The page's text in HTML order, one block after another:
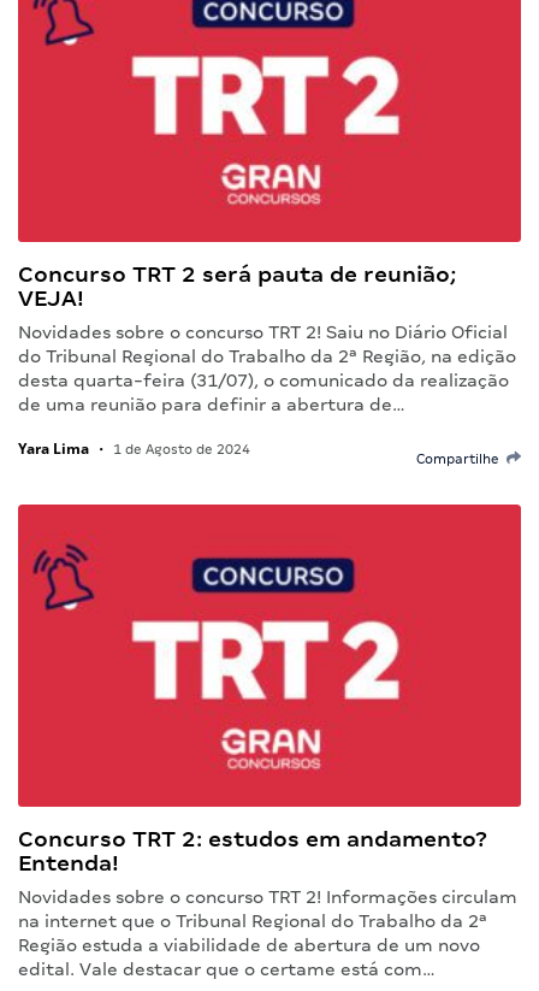
Concurso TRT 2 será pauta de reunião;
VEJA!
Novidades sobre o concurso TRT 2! Saiu no Diário Oficial
do Tribunal Regional do Trabalho da 2ª Região, na edição
desta quarta-feira (31/07), o comunicado da realização
de uma reunião para definir a abertura de…
Yara Lima • 1 de Agosto de 2024
Compartilhe
Concurso TRT 2: estudos em andamento?
Entenda!
Novidades sobre o concurso TRT 2! Informações circulam
na internet que o Tribunal Regional do Trabalho da 2ª
Região estuda a viabilidade de abertura de um novo
edital. Vale destacar que o certame está com…